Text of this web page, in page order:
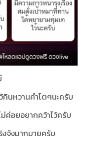
กินหวานคำโตๆนะครับ
ค่อยอยากคว้าไว้ครับ
งจังมากมายครับ